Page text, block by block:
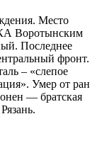
Место
Воротынским
Последнее
фронт.
– «слепое
Умер от ран
— братская